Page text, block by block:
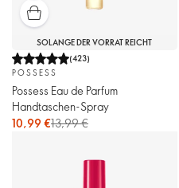
SOLANGE DER VORRAT REICHT
(423)
POSSESS
Possess Eau de Parfum
Handtaschen-Spray
10,99 €13,99 €